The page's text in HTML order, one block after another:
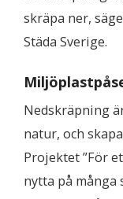
skräpa ner,
Städa Sverige.
Nedskräpning
natur, och
Projektet ”För
nytta på många